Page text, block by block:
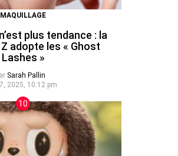
MAQUILLAGE
plus tendance : la
adopte les « Ghost
Lashes »
Sarah Pallin
2025, 10:12 pm